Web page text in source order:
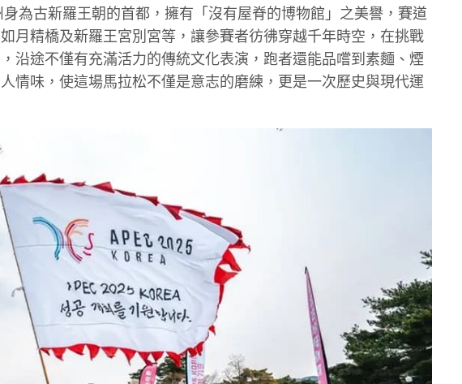
為古新羅王朝的首都，擁有「沒有屋脊的博物館」之美譽，賽道
月精橋及新羅王宮別宮等，讓參賽者彷彿穿越千年時空，在挑戰
沿途不僅有充滿活力的傳統文化表演，跑者還能品嚐到素麵、煙
情味，使這場馬拉松不僅是意志的磨練，更是一次歷史與現代運